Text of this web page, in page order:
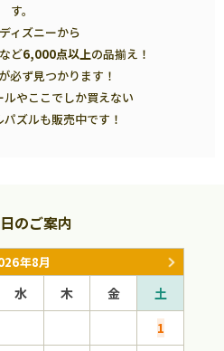
す。
ィズニーから
ど6,000点以上の品揃え！
必ず見つかります！
やここでしか買えない
ズルも販売中です！
のご案内
年8月
水 木 金
土
1